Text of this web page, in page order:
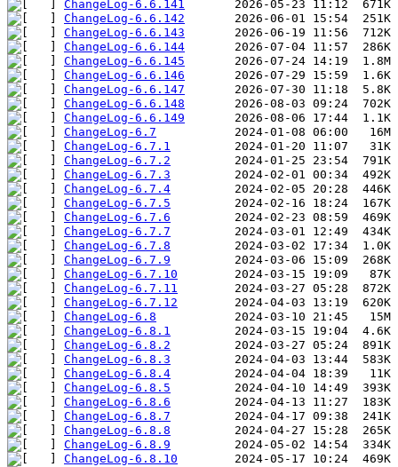
ChangeLog-6.6.141
ChangeLog-6.6.142
ChangeLog-6.6.143
ChangeLog-6.6.144
ChangeLog-6.6.145
ChangeLog-6.6.146
ChangeLog-6.6.147
ChangeLog-6.6.148
ChangeLog-6.6.149
ChangeLog-6.7
ChangeLog-6.7.1
ChangeLog-6.7.2
ChangeLog-6.7.3
ChangeLog-6.7.4
ChangeLog-6.7.5
ChangeLog-6.7.6
ChangeLog-6.7.7
ChangeLog-6.7.8
ChangeLog-6.7.9
ChangeLog-6.7.10
ChangeLog-6.7.11
ChangeLog-6.7.12
ChangeLog-6.8
ChangeLog-6.8.1
ChangeLog-6.8.2
ChangeLog-6.8.3
ChangeLog-6.8.4
ChangeLog-6.8.5
ChangeLog-6.8.6
ChangeLog-6.8.7
ChangeLog-6.8.8
ChangeLog-6.8.9
ChangeLog-6.8.10